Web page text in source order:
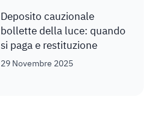
Deposito cauzionale
bollette della luce: quando
si paga e restituzione
29 Novembre 2025